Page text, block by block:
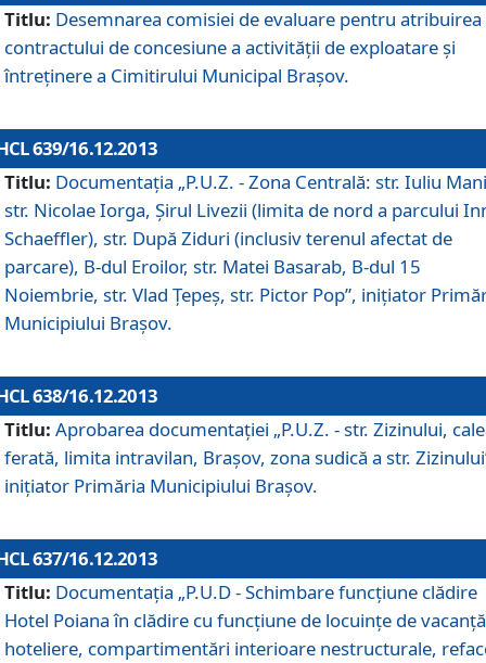
Titlu: Desemnarea comisiei de evaluare pentru atribuirea
contractului de concesiune a activităţii de exploatare şi
întreţinere a Cimitirului Municipal Braşov.
639/16.12.2013
Titlu: Documentaţia „P.U.Z. - Zona Centrală: str. Iuliu
str. Nicolae Iorga, Şirul Livezii (limita de nord a parcului
Schaeffler), str. După Ziduri (inclusiv terenul afectat de
parcare), B-dul Eroilor, str. Matei Basarab, B-dul 15
Noiembrie, str. Vlad Ţepeş, str. Pictor Pop”, iniţiator
Municipiului Braşov.
638/16.12.2013
Titlu: Aprobarea documentaţiei „P.U.Z. - str. Zizinului,
ferată, limita intravilan, Braşov, zona sudică a str.
iniţiator Primăria Municipiului Braşov.
637/16.12.2013
Titlu: Documentaţia „P.U.D - Schimbare funcţiune clădire
Hotel Poiana în clădire cu funcţiune de locuinţe de
hoteliere, compartimentări interioare nestructurale,